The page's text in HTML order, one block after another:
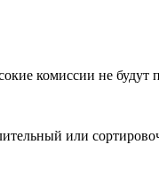
комиссии не будут
или